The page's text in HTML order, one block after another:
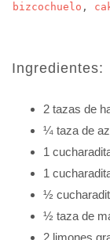
bizcochuelo ,
Ingredientes:
2 tazas de
¼ taza de
1
1
½
½ taza de